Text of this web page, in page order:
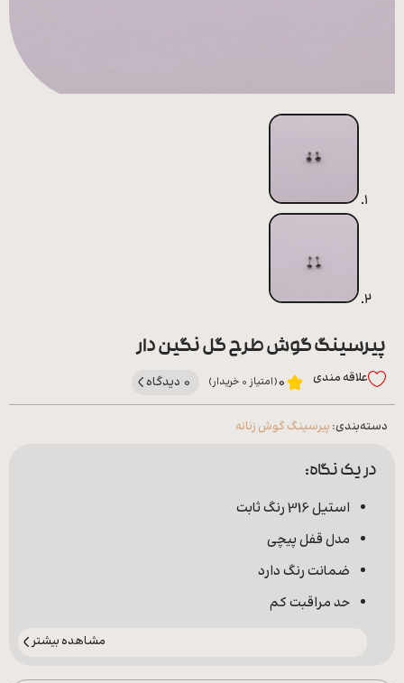
پیرسینگ گوش طرح گل نگین دار
علاقه‌ مندی 0(امتیاز 0 خریدار) 0 دیدگاه
دسته‌بندی: پیرسینگ گوش زنانه
در یک نگاه:
استیل 316 رنگ ثابت
مدل قفل پیچی
ضمانت رنگ دارد
حد مراقبت کم
مشاهده بیشتر